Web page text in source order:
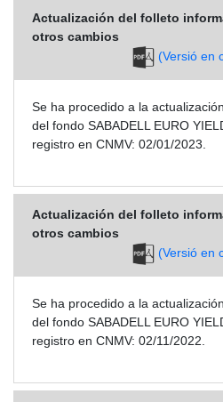
Actualización del folleto
otros cambios
(Versió en
Se ha procedido a la
del fondo SABADELL EURO
registro en CNMV: 02/01/2023.
Actualización del folleto
otros cambios
(Versió en
Se ha procedido a la
del fondo SABADELL EURO
registro en CNMV: 02/11/2022.